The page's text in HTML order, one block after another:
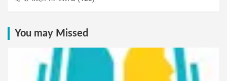
You may Missed